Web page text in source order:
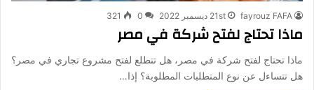
fayrouz FAFA 21st ديسمبر 2022 0
321
ماذا تحتاج لفتح شركة في مصر
ماذا تحتاج لفتح شركة في مصر، هل تتطلع لفتح مشروع تجاري في مصر؟
هل تتساءل عن نوع المتطلبات المطلوبة؟ إذا…